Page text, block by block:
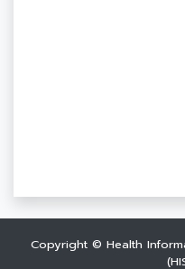
Copyright © Health